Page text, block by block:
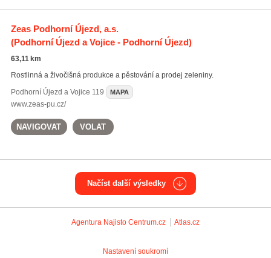
Zeas Podhorní Újezd, a.s.
(Podhorní Újezd a Vojice - Podhorní Újezd)
63,11 km
Rostlinná a živočišná produkce a pěstování a prodej zeleniny.
Podhorní Újezd a Vojice 119 MAPA
www.zeas-pu.cz/
NAVIGOVAT VOLAT
Načíst další výsledky
Agentura Najisto Centrum.cz Atlas.cz
Nastavení soukromí